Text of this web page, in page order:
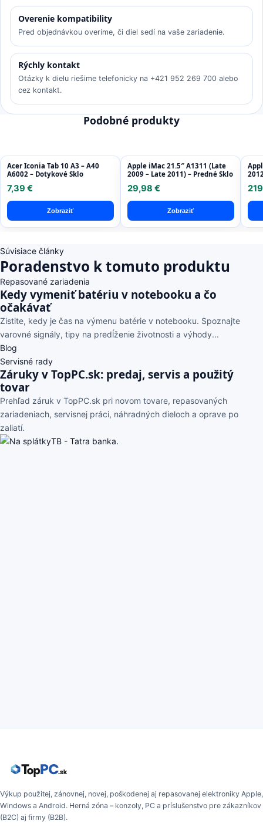
Overenie kompatibility
Pred objednávkou overíme, či diel sedí na vaše zariadenie.
Rýchly kontakt
Otázky k dielu riešime telefonicky na +421 952 269 700 alebo
cez kontakt.
Podobné produkty
Acer Iconia Tab 10 A3 – A40
A6002 – Dotykové Sklo
7,39 €
Zobraziť
Apple iMac 21.5″ A1311 (Late
2009 – Late 2011) – Predné Sklo
29,98 €
Zobraziť
Súvisiace články
Poradenstvo k tomuto produktu
Repasované zariadenia
Kedy vymeniť batériu v notebooku a čo
očakávať
Zistite, kedy je čas na výmenu batérie v notebooku. Spoznajte
varovné signály, tipy na predĺženie životnosti a výhody...
Blog
Servisné rady
Záruky v TopPC.sk: predaj, servis a použitý
tovar
Prehľad záruk v TopPC.sk pri novom tovare, repasovaných
zariadeniach, servisnej práci, náhradných dieloch a oprave po
zaliatí.
Výkup použitej, zánovnej, novej, poškodenej aj repasovanej elektroniky Apple,
Windows a Android. Herná zóna – konzoly, PC a príslušenstvo pre zákazníkov
(B2C) aj firmy (B2B).